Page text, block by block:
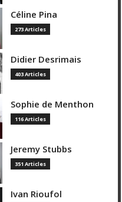
Céline Pina
273 Articles
Didier Desrimais
403 Articles
Sophie de Menthon
116 Articles
Jeremy Stubbs
351 Articles
Ivan Rioufol